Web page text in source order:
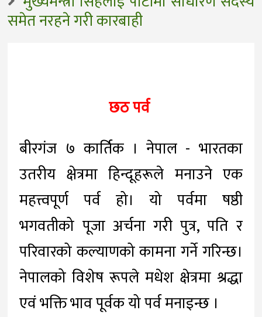
समेत नरहने गरी कारबाही
छठ पर्व
बीरगंज ७ कार्तिक । नेपाल - भारतका
उतरीय क्षेत्रमा हिन्दूहरूले मनाउने एक
महत्त्वपूर्ण पर्व हो। यो पर्वमा षष्ठी
भगवतीको पूजा अर्चना गरी पुत्र, पति र
परिवारको कल्याणको कामना गर्ने गरिन्छ।
नेपालको विशेष रूपले मधेश क्षेत्रमा श्रद्धा
एवं भक्ति भाव पूर्वक यो पर्व मनाइन्छ ।